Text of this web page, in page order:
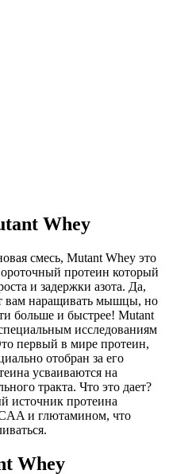
Whey
смесь, Mutant Whey это
протеин который
и задержки азота. Да,
вам наращивать мышцы, но
больше и быстрее! Mutant
исследованиям
первый в мире протеин,
отобран за его
усваиваются на
тракта. Что это дает?
источник протеина
и глютамином, что
Whey